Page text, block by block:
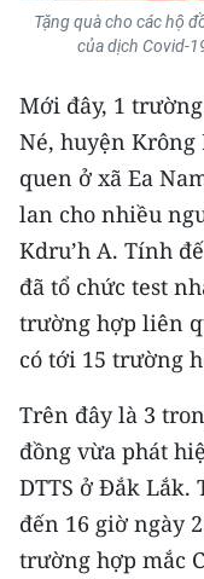
Chuyên trang
CÁC CHUYÊN
VỀ BÁO NHÂN DÂN
THỜI NAY
NHÂN DÂN CUỐI
NHÂN DÂN HẰNG
MUA BÁO
ĐỌC BÁO IN
Tặng quà cho các hộ
của dịch Covid-
Mới đây, 1
Né, huyện
quen ở xã Ea
lan cho nhiều
Kdru’h A. Tính
đã tổ chức test
trường hợp liên
có tới 15 trường
Trên đây là 3
đồng vừa phát
DTTS ở Đắk Lắk.
đến 16 giờ ngày
trường hợp mắc